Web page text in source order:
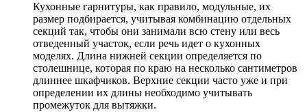
Кухонные гарнитуры, как правило, модульные, их
размер подбирается, учитывая комбинацию отдельных
секций так, чтобы они занимали всю стену или весь
отведенный участок, если речь идет о кухонных
моделях. Длина нижней секции определяется по
столешнице, которая по краю на несколько сантиметров
длиннее шкафчиков. Верхние секции часто уже и при
определении их длины необходимо учитывать
промежуток для вытяжки.